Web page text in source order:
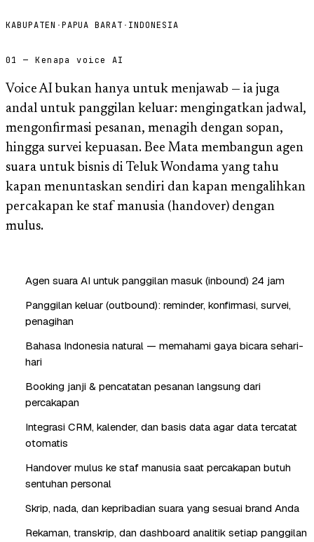
KABUPATEN ·PAPUA BARAT · INDONESIA
01 — Kenapa voice AI
Voice AI bukan hanya untuk menjawab — ia juga
andal untuk panggilan keluar: mengingatkan jadwal,
mengonfirmasi pesanan, menagih dengan sopan,
hingga survei kepuasan. Bee Mata membangun agen
suara untuk bisnis di Teluk Wondama yang tahu
kapan menuntaskan sendiri dan kapan mengalihkan
percakapan ke staf manusia (handover) dengan
mulus.
Agen suara AI untuk panggilan masuk (inbound) 24 jam
Panggilan keluar (outbound): reminder, konfirmasi, survei,
penagihan
Bahasa Indonesia natural — memahami gaya bicara sehari-
hari
Booking janji & pencatatan pesanan langsung dari
percakapan
Integrasi CRM, kalender, dan basis data agar data tercatat
otomatis
Handover mulus ke staf manusia saat percakapan butuh
sentuhan personal
Skrip, nada, dan kepribadian suara yang sesuai brand Anda
Rekaman, transkrip, dan dashboard analitik setiap panggilan